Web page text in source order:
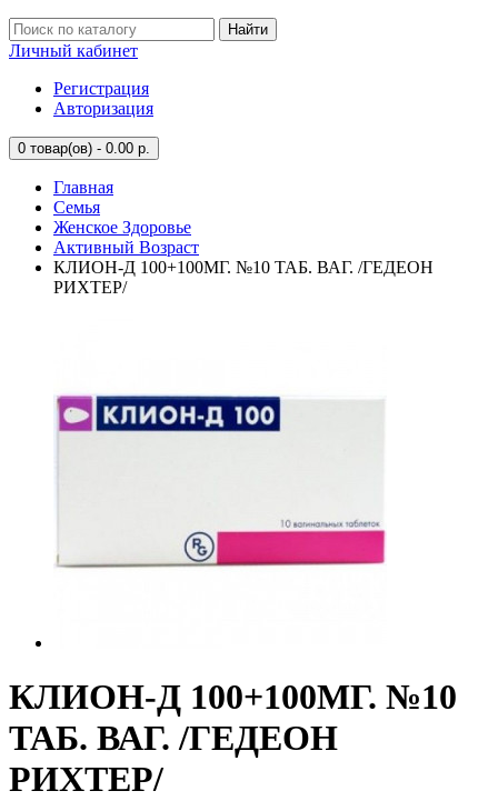
Найти
Личный кабинет
Регистрация
Авторизация
0 товар(ов) - 0.00 р.
Главная
Семья
Женское Здоровье
Активный Возраст
КЛИОН-Д 100+100МГ. №10 ТАБ. ВАГ. /ГЕДЕОН
РИХТЕР/
КЛИОН-Д 100+100МГ. №10
ТАБ. ВАГ. /ГЕДЕОН
РИХТЕР/